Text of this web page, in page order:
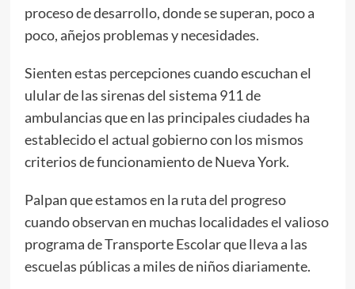
proceso de desarrollo, donde se superan, poco a
poco, añejos problemas y necesidades.
Sienten estas percepciones cuando escuchan el
ulular de las sirenas del sistema 911 de
ambulancias que en las principales ciudades ha
establecido el actual gobierno con los mismos
criterios de funcionamiento de Nueva York.
Palpan que estamos en la ruta del progreso
cuando observan en muchas localidades el valioso
programa de Transporte Escolar que lleva a las
escuelas públicas a miles de niños diariamente.